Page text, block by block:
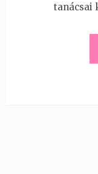
tanácsai